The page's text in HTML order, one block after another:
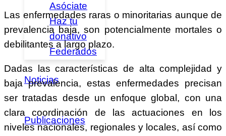
Asóciate
Haz tu
donativo
Federados
Noticias
Publicaciones
Las enfermedades raras o minoritarias aunque de
prevalencia baja, son potencialmente mortales o
debilitantes a largo plazo.
Dadas las características de alta complejidad y
baja prevalencia, estas enfermedades precisan
ser tratadas desde un enfoque global, con una
clara coordinación de las actuaciones en los
niveles nacionales, regionales y locales, así como